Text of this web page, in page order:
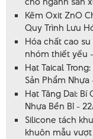
Kẽm Oxit ZnO
Quy Trình Lưu
Hóa chất cao
nhóm thiết yếu
Hạt Taical
Sản Phẩm
Hạt Tăng Dai:
Nhựa Bền Bỉ -
Silicone tách
khuôn mẫu